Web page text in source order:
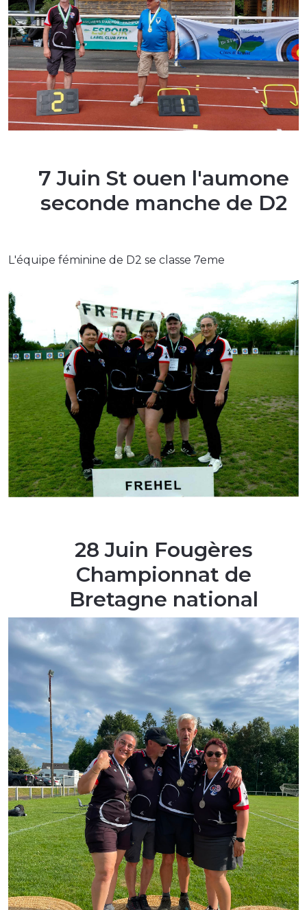
7 Juin St ouen l'aumone
seconde manche de D2
L'équipe féminine de D2 se classe 7eme
28 Juin Fougères
Championnat de
Bretagne national